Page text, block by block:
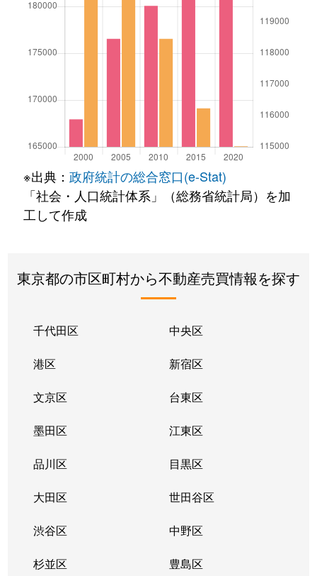
※出典： 政府統計の総合窓口(e-Stat)
「社会・人口統計体系」（総務省統計局）を加
工して作成
東京都の市区町村から不動産売買情報を探す
千代田区 中央区
港区 新宿区
文京区 台東区
墨田区 江東区
品川区 目黒区
大田区 世田谷区
渋谷区 中野区
杉並区 豊島区